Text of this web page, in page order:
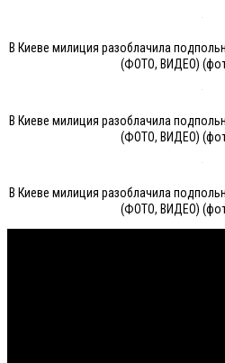
В Киеве милиция разоблачила
(ФОТО, ВИДЕО)
В Киеве милиция разоблачила
(ФОТО, ВИДЕО)
В Киеве милиция разоблачила
(ФОТО, ВИДЕО)